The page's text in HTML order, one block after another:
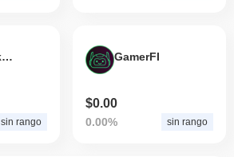
TrollMuskWifHat
sin rango
GamerFI
$0.00
0.00% sin rango